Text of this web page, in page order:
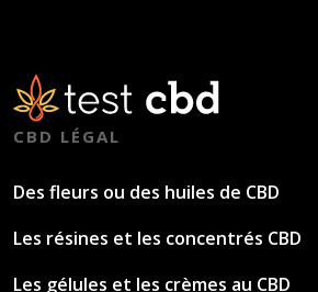
CBD LÉGAL
Des fleurs ou des huiles de CBD
Les résines et les concentrés CBD
Les gélules et les crèmes au CBD